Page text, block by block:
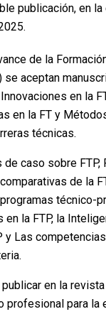
publicación, en
de la
se aceptan
en la
en la FT y
técnicas.
de caso sobre FTP,
de la
técnico-
la FTP, la
y Las
en la
profesional para la